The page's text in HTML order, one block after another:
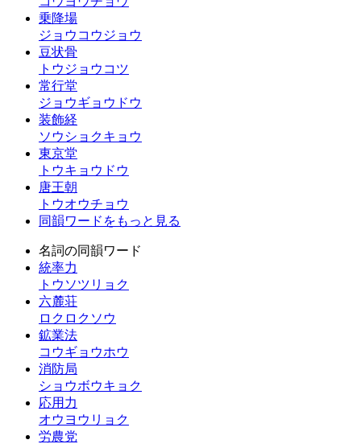
乗降場
ジョウコウジョウ
豆状骨
トウジョウコツ
常行堂
ジョウギョウドウ
装飾経
ソウショクキョウ
東京堂
トウキョウドウ
唐王朝
トウオウチョウ
同韻ワードをもっと見る
名詞の同韻ワード
統率力
トウソツリョク
六麓荘
ロクロクソウ
鉱業法
コウギョウホウ
消防局
ショウボウキョク
応用力
オウヨウリョク
労農党